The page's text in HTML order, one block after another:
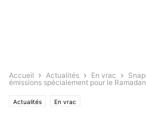
Accueil Actualités En vrac
émissions spécialement pour le Ramadan
Actualités En vrac